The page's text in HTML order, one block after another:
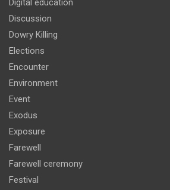
Digital education
Discussion
Dowry Killing
Elections
Encounter
Environment
Event
Exodus
Exposure
Farewell
Farewell ceremony
Festival